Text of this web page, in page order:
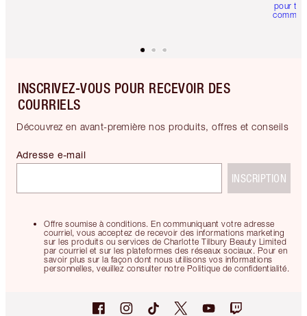
pour
INSCRIVEZ-VOUS POUR RECEVOIR DES
COURRIELS
Découvrez en avant-première nos produits, offres et conseils
Offre soumise à conditions. En communiquant votre adresse
courriel, vous acceptez de recevoir des informations marketing
sur les produits ou services de Charlotte Tilbury Beauty Limited
par courriel et sur les plateformes des réseaux sociaux. Pour en
savoir plus sur la façon dont nous utilisons vos informations
personnelles, veuillez consulter notre Politique de confidentialité.
Adresse e-mail
INSCRIPTION